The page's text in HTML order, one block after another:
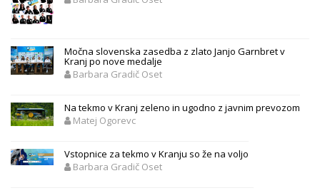
Močna slovenska zasedba z zlato Janjo Garnbret v
Kranj po nove medalje
Barbara Gradič Oset
Na tekmo v Kranj zeleno in ugodno z javnim prevozom
Matej Ogorevc
Vstopnice za tekmo v Kranju so že na voljo
Barbara Gradič Oset